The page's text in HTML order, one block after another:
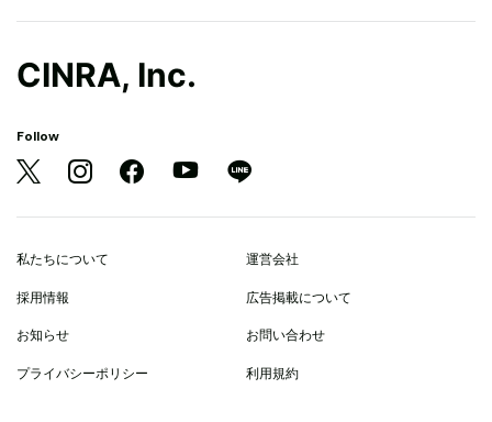
CINRA, Inc.
Follow
私たちについて 運営会社
採用情報 広告掲載について
お知らせ お問い合わせ
プライバシーポリシー 利用規約